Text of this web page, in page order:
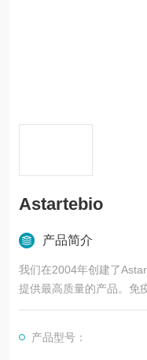
Astartebio
产品简介
我们在2004年创建了
提供最高质量的产品。免
产品型号：